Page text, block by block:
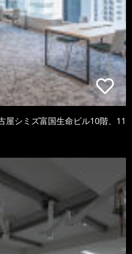
屋シミズ富国生命ビル10階、11